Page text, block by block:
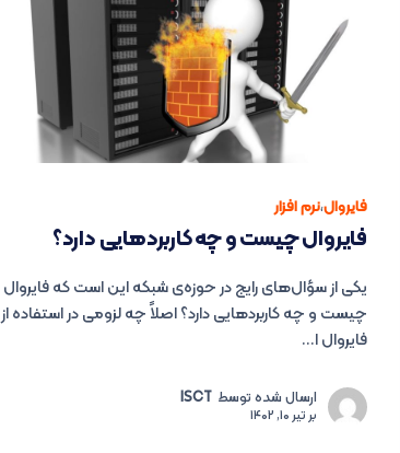
فایروال،نرم افزار
فایروال چیست و چه کاربردهایی دارد؟
یکی از سؤال‌های رایج در حوزه‌ی شبکه این است که فایروال
چیست و چه کاربردهایی دارد؟ اصلاً چه لزومی در استفاده از
فایروال ا...
ارسال شده توسط ISCT
برتیر 10, 1402